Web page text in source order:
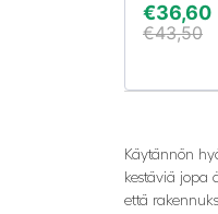
€36,60
€43,50
Käytännön
kestäviä jopa
että